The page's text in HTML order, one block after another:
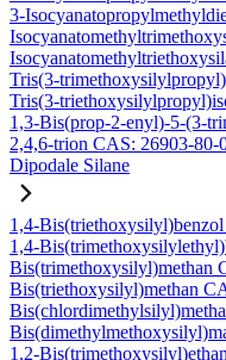
3-
Tris(3-
Tris(3-
1,3-Bis(prop-2-enyl)-5-(3-
2,4,6-trion CAS: 26903-80-
Dipodale Silane
1,4-
1,4-
Bis(trimethoxysilyl)methan
Bis(triethoxysilyl)methan
1,2-